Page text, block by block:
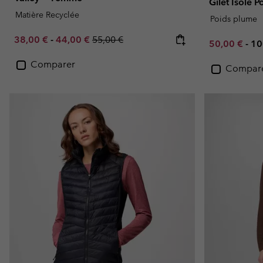
Matière Recyclée
Minimum sale price:
38,00 € - Maximum sale price:
44,00 € Regular price:
55,00 €
Comparer
Poids plume
Minimum
50,00 € -